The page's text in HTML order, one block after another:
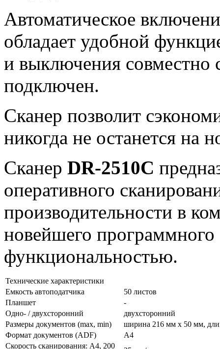
Автоматическое
обладает удобной
и выключения
подключен.
Сканер позволит
никогда не останется на
Сканер DR-2510C
оперативного
производительности в
новейшего
функциональностью.
Технические характеристики
Емкость автоподатчика
50 листов
Планшет
-
Одно- / двухсторонний
двухсторонний
Размеры документов (max, min)
ширина 216 мм х 50 мм,
Формат документов (ADF)
А4
Скорость сканирования: А4, 200